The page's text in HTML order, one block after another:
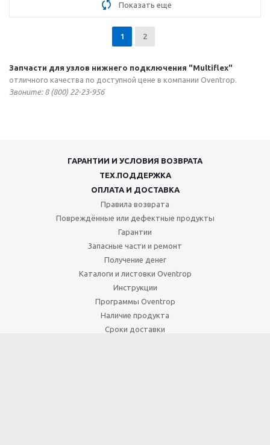
Показать еще
1 2
Запчасти для узлов нижнего подключения "Multiflex"
отличного качества по доступной цене в компании Oventrop.
Звонитe: 8 (800) 22-23-956
ГАРАНТИИ И УСЛОВИЯ ВОЗВРАТА
ТЕХ.ПОДДЕРЖКА
ОПЛАТА И ДОСТАВКА
Правила возврата
Повреждённые или дефектные продукты
Гарантии
Запасные части и ремонт
Получение денег
Каталоги и листовки Oventrop
Инструкции
Программы Oventrop
Наличие продукта
Сроки доставки